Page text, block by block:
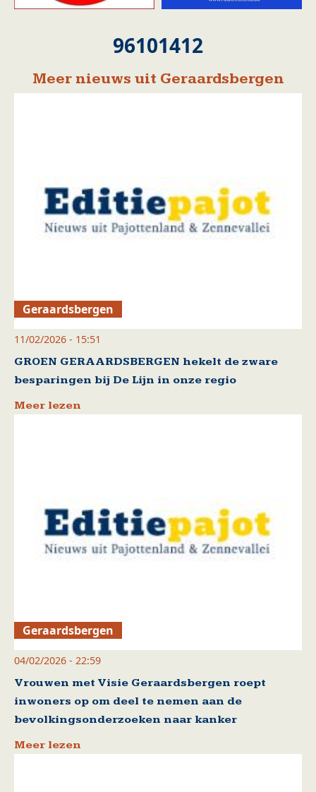
96101412
Meer nieuws uit Geraardsbergen
Geraardsbergen
11/02/2026 - 15:51
GROEN GERAARDSBERGEN hekelt de zware
besparingen bij De Lijn in onze regio
Meer lezen
Geraardsbergen
04/02/2026 - 22:59
Vrouwen met Visie Geraardsbergen roept
inwoners op om deel te nemen aan de
bevolkingsonderzoeken naar kanker
Meer lezen